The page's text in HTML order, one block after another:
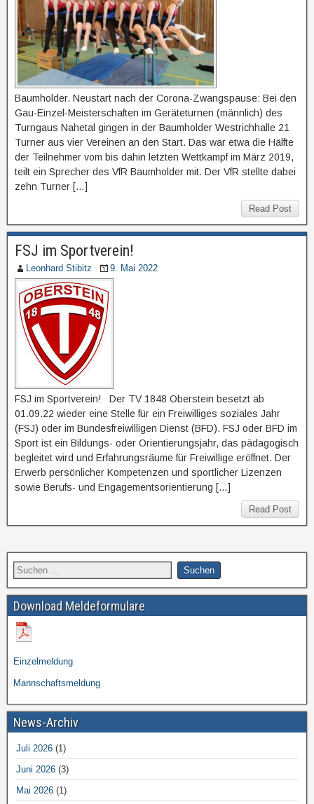
Baumholder. Neustart nach der Corona-Zwangspause: Bei den
Gau-Einzel-Meisterschaften im Geräteturnen (männlich) des
Turngaus Nahetal gingen in der Baumholder Westrichhalle 21
Turner aus vier Vereinen an den Start. Das war etwa die Hälfte
der Teilnehmer vom bis dahin letzten Wettkampf im März 2019,
teilt ein Sprecher des VfR Baumholder mit. Der VfR stellte dabei
zehn Turner […]
Read Post
FSJ im Sportverein!
Leonhard Stibitz 9. Mai 2022
FSJ im Sportverein! Der TV 1848 Oberstein besetzt ab
01.09.22 wieder eine Stelle für ein Freiwilliges soziales Jahr
(FSJ) oder im Bundesfreiwilligen Dienst (BFD). FSJ oder BFD im
Sport ist ein Bildungs- oder Orientierungsjahr, das pädagogisch
begleitet wird und Erfahrungsräume für Freiwillige eröffnet. Der
Erwerb persönlicher Kompetenzen und sportlicher Lizenzen
sowie Berufs- und Engagementsorientierung […]
Read Post
Download Meldeformulare
Einzelmeldung
Mannschaftsmeldung
News-Archiv
Juli 2026 (1)
Juni 2026 (3)
Mai 2026 (1)